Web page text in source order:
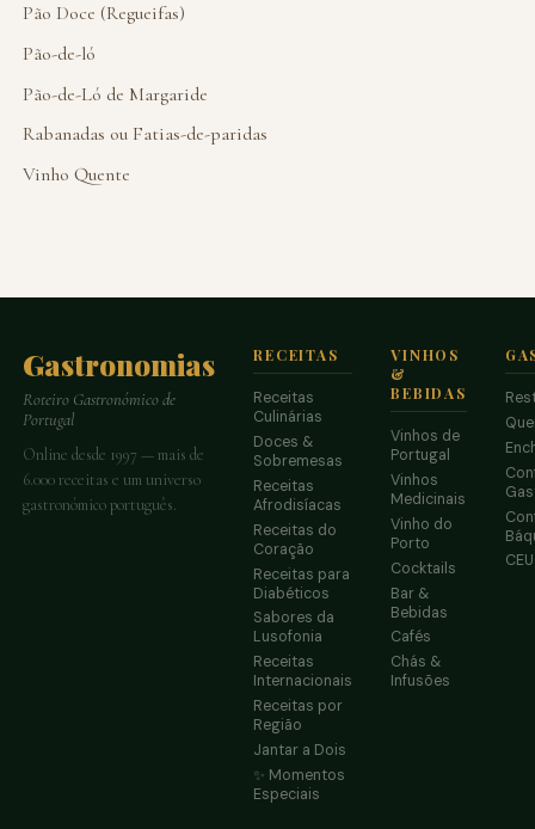
Pão Doce (Regueifas)
Pão-de-ló
Pão-de-Ló de Margaride
Rabanadas ou Fatias-de-paridas
Vinho Quente
Gastronomias
Roteiro Gastronómico de
Portugal
Online desde 1997 — mais de
6.000 receitas e um universo
gastronómico português.
RECEITAS
Receitas
Culinárias
Doces &
Sobremesas
Receitas
Afrodisíacas
Receitas do
Coração
Receitas para
Diabéticos
Sabores da
Lusofonia
Receitas
Internacionais
Receitas por
Região
Jantar a Dois
✨ Momentos
Especiais
VINHOS
&
BEBIDAS
Vinhos de
Portugal
Vinhos
Medicinais
Vinho do
Porto
Cocktails
Bar &
Bebidas
Cafés
Chás &
Infusões